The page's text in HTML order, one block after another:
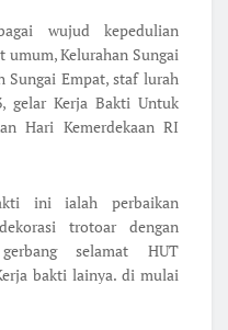
wujud kepedulian
umum, Kelurahan Sungai
Sungai Empat, staf lurah
gelar Kerja Bakti Untuk
Hari Kemerdekaan RI
ini ialah perbaikan
trotoar dengan
selamat HUT
bakti lainya. di mulai